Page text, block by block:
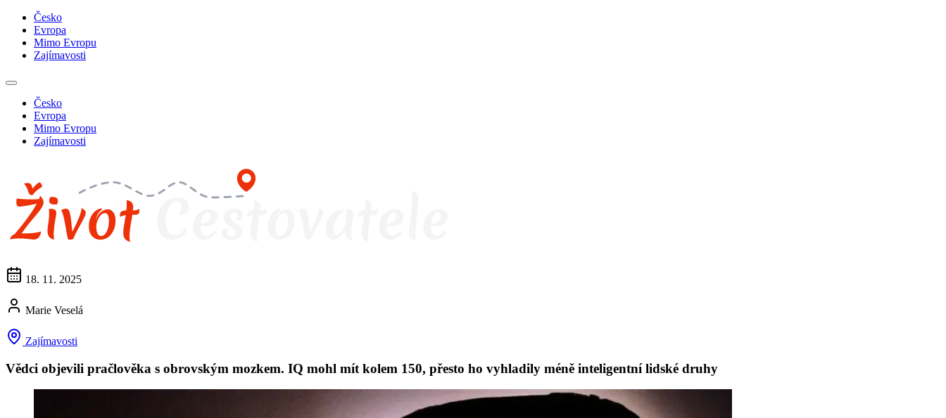
Česko
Evropa
Mimo Evropu
Zajímavosti
Česko
Evropa
Mimo Evropu
Zajímavosti
18. 11. 2025
Marie Veselá
Zajímavosti
Vědci objevili pračlověka s obrovským mozkem. IQ mohl mít kolem 150, přesto ho vyhladily méně inteligentní lidské druhy